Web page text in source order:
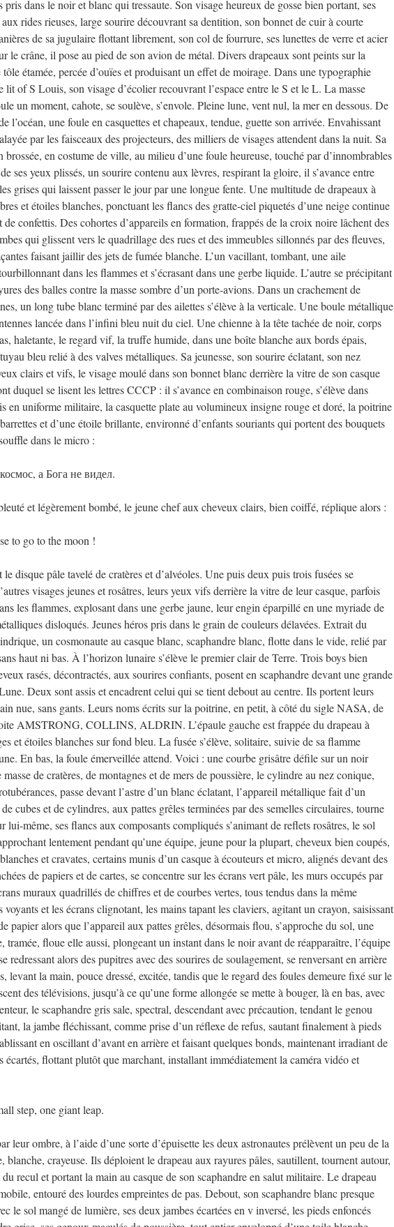
pris dans le noir et blanc qui tressaute. Son visage heureux de gosse bien portant, ses
rides rieuses, large sourire découvrant sa dentition, son bonnet de cuir à courte
de sa jugulaire flottant librement, son col de fourrure, ses lunettes de verre et acier
le crâne, il pose au pied de son avion de métal. Divers drapeaux sont peints sur la
étamée, percée d’ouïes et produisant un effet de moirage. Dans une typographie
lit of S Louis, son visage d’écolier recouvrant l’espace entre le S et le L. La masse
un moment, cahote, se soulève, s’envole. Pleine lune, vent nul, la mer en dessous. De
l’océan, une foule en casquettes et chapeaux, tendue, guette son arrivée. Envahissant
par les faisceaux des projecteurs, des milliers de visages attendent dans la nuit. Sa
brossée, en costume de ville, au milieu d’une foule heureuse, touché par d’innombrables
ses yeux plissés, un sourire contenu aux lèvres, respirant la gloire, il s’avance entre
grises qui laissent passer le jour par une longue fente. Une multitude de drapeaux à
et étoiles blanches, ponctuant les flancs des gratte-ciel piquetés d’une neige continue
de confettis. Des cohortes d’appareils en formation, frappés de la croix noire lâchent des
qui glissent vers le quadrillage des rues et des immeubles sillonnés par des fleuves,
faisant jaillir des jets de fumée blanche. L’un vacillant, tombant, une aile
dans les flammes et s’écrasant dans une gerbe liquide. L’autre se précipitant
des balles contre la masse sombre d’un porte-avions. Dans un crachement de
un long tube blanc terminé par des ailettes s’élève à la verticale. Une boule métallique
lancée dans l’infini bleu nuit du ciel. Une chienne à la tête tachée de noir, corps
haletante, le regard vif, la truffe humide, dans une boîte blanche aux bords épais,
bleu relié à des valves métalliques. Sa jeunesse, son sourire éclatant, son nez
clairs et vifs, le visage moulé dans son bonnet blanc derrière la vitre de son casque
duquel se lisent les lettres CCCP : il s’avance en combinaison rouge, s’élève dans
en uniforme militaire, la casquette plate au volumineux insigne rouge et doré, la poitrine
et d’une étoile brillante, environné d’enfants souriants qui portent des bouquets
dans le micro :
а Бога не видел.
et légèrement bombé, le jeune chef aux cheveux clairs, bien coiffé, réplique alors :
to go to the moon !
le disque pâle tavelé de cratères et d’alvéoles. Une puis deux puis trois fusées se
visages jeunes et rosâtres, leurs yeux vifs derrière la vitre de leur casque, parfois
les flammes, explosant dans une gerbe jaune, leur engin éparpillé en une myriade de
disloqués. Jeunes héros pris dans le grain de couleurs délavées. Extrait du
un cosmonaute au casque blanc, scaphandre blanc, flotte dans le vide, relié par
haut ni bas. À l’horizon lunaire s’élève le premier clair de Terre. Trois boys bien
rasés, décontractés, aux sourires confiants, posent en scaphandre devant une grande
Deux sont assis et encadrent celui qui se tient debout au centre. Ils portent leurs
nue, sans gants. Leurs noms écrits sur la poitrine, en petit, à côté du sigle NASA, de
AMSTRONG, COLLINS, ALDRIN. L’épaule gauche est frappée du drapeau à
et étoiles blanches sur fond bleu. La fusée s’élève, solitaire, suivie de sa flamme
En bas, la foule émerveillée attend. Voici : une courbe grisâtre défile sur un noir
masse de cratères, de montagnes et de mers de poussière, le cylindre au nez conique,
passe devant l’astre d’un blanc éclatant, l’appareil métallique fait d’un
cubes et de cylindres, aux pattes grêles terminées par des semelles circulaires, tourne
lui-même, ses flancs aux composants compliqués s’animant de reflets rosâtres, le sol
lentement pendant qu’une équipe, jeune pour la plupart, cheveux bien coupés,
et cravates, certains munis d’un casque à écouteurs et micro, alignés devant des
de papiers et de cartes, se concentre sur les écrans vert pâle, les murs occupés par
muraux quadrillés de chiffres et de courbes vertes, tous tendus dans la même
voyants et les écrans clignotant, les mains tapant les claviers, agitant un crayon, saisissant
papier alors que l’appareil aux pattes grêles, désormais flou, s’approche du sol, une
tramée, floue elle aussi, plongeant un instant dans le noir avant de réapparaître, l’équipe
redressant alors des pupitres avec des sourires de soulagement, se renversant en arrière
levant la main, pouce dressé, excitée, tandis que le regard des foules demeure fixé sur le
des télévisions, jusqu’à ce qu’une forme allongée se mette à bouger, là en bas, avec
le scaphandre gris sale, spectral, descendant avec précaution, tendant le genou
la jambe fléchissant, comme prise d’un réflexe de refus, sautant finalement à pieds
en oscillant d’avant en arrière et faisant quelques bonds, maintenant irradiant de
écartés, flottant plutôt que marchant, installant immédiatement la caméra vidéo et
step, one giant leap.
leur ombre, à l’aide d’une sorte d’épuisette les deux astronautes prélèvent un peu de la
blanche, crayeuse. Ils déploient le drapeau aux rayures pâles, sautillent, tournent autour,
du recul et portant la main au casque de son scaphandre en salut militaire. Le drapeau
entouré des lourdes empreintes de pas. Debout, son scaphandre blanc presque
le sol mangé de lumière, ses deux jambes écartées en v inversé, les pieds enfoncés